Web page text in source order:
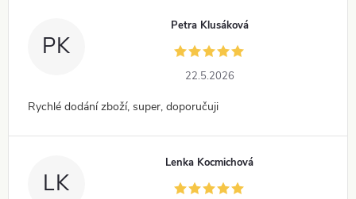
PK
Petra Klusáková
22.5.2026
Rychlé dodání zboží, super, doporučuji
LK
Lenka Kocmichová